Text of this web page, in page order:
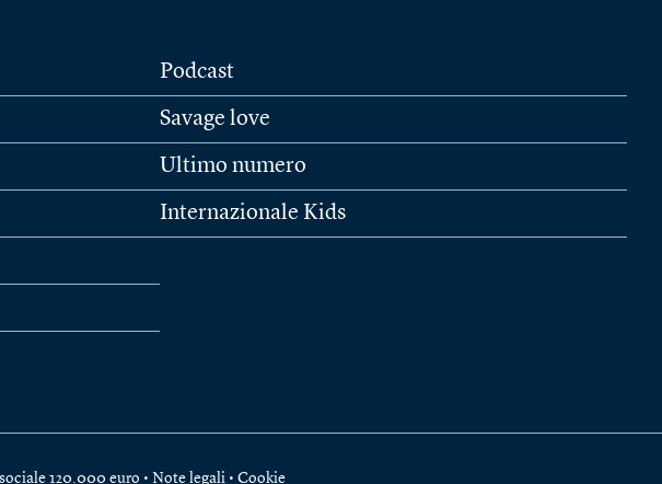
Podcast
Savage love
Ultimo numero
Internazionale Kids
120.000 euro • Note legali • Cookie